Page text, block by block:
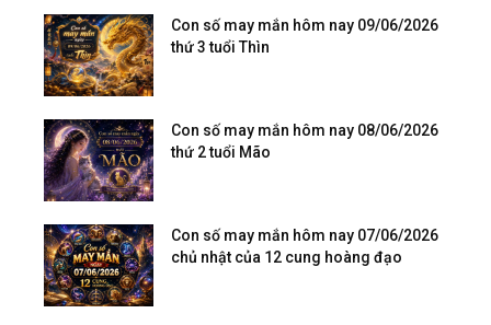
Con số may mắn hôm nay 09/06/2026
thứ 3 tuổi Thìn
Con số may mắn hôm nay 08/06/2026
thứ 2 tuổi Mão
Con số may mắn hôm nay 07/06/2026
chủ nhật của 12 cung hoàng đạo